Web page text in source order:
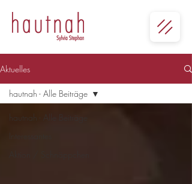
Aktuelles
hautnah - Alle Beiträge
Interessantes
hautnah - Alle Beiträge